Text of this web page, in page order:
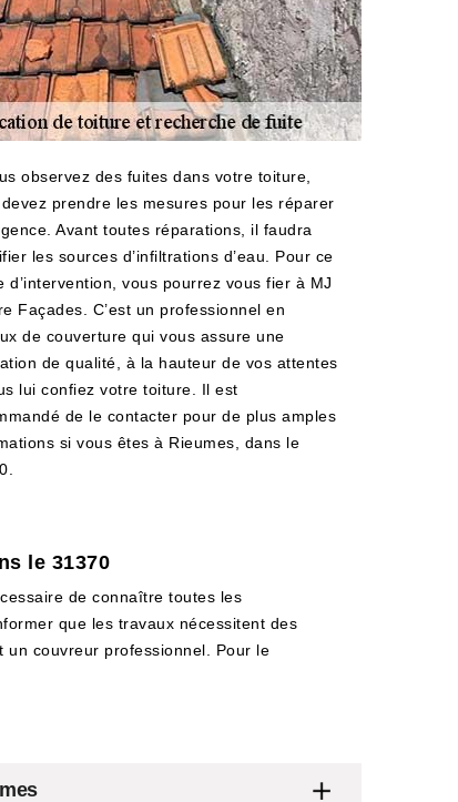
observez des fuites dans votre toiture,
prendre les mesures pour les réparer
Avant toutes réparations, il faudra
les sources d’infiltrations d’eau. Pour ce
d’intervention, vous pourrez vous fier à MJ
Façades. C’est un professionnel en
de couverture qui vous assure une
de qualité, à la hauteur de vos attentes
lui confiez votre toiture. Il est
de le contacter pour de plus amples
si vous êtes à Rieumes, dans le
le 31370
de connaître toutes les
que les travaux nécessitent des
un couvreur professionnel. Pour le